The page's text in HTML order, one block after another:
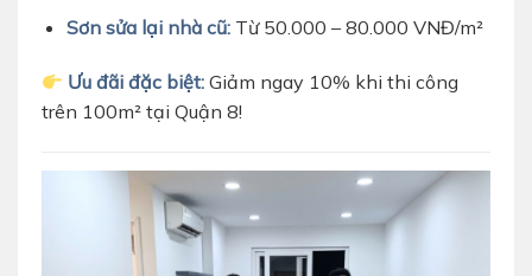
Sơn sửa lại nhà cũ:Từ 50.000 – 80.000 VNĐ/m²
Ưu đãi đặc biệt: Giảm ngay 10% khi thi công
trên 100m² tại Quận 8!